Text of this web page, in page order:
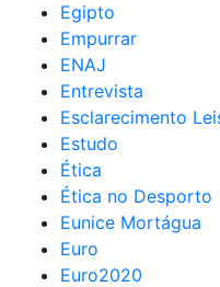
Egipto
Empurrar
ENAJ
Entrevista
Esclarecimento
Estudo
Ética
Ética no Desporto
Eunice Mortágua
Euro
Euro2020